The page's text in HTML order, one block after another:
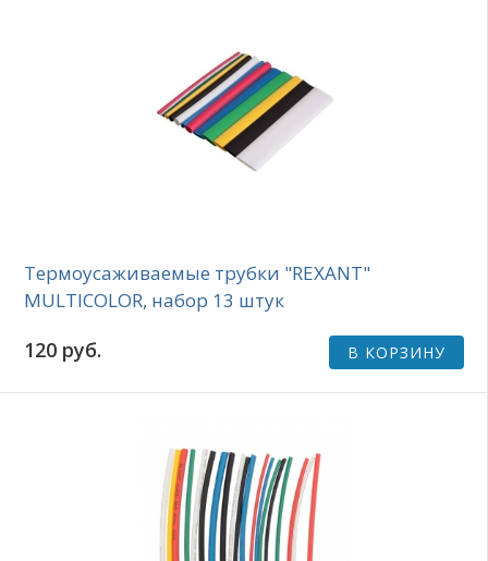
Термоусаживаемые трубки "REXANT"
MULTICOLOR, набор 13 штук
120 руб. В КОРЗИНУ